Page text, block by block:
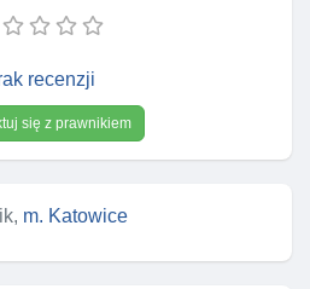
recenzji
się z prawnikiem
m. Katowice